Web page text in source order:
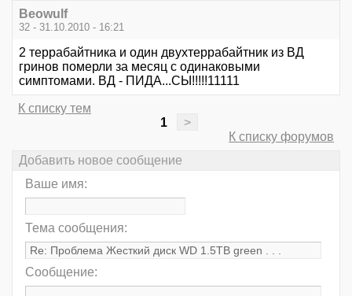
Beowulf
32 - 31.10.2010 - 16:21
2 террабайтника и один двухтеррабайтник из ВД
гринов померли за месяц с одинаковыми
симптомами. ВД - ПИДА...СЫ!!!!!11111
К списку тем
1
>
К списку форумов
Добавить новое сообщение
Ваше имя:
Тема сообщения:
Сообщение: